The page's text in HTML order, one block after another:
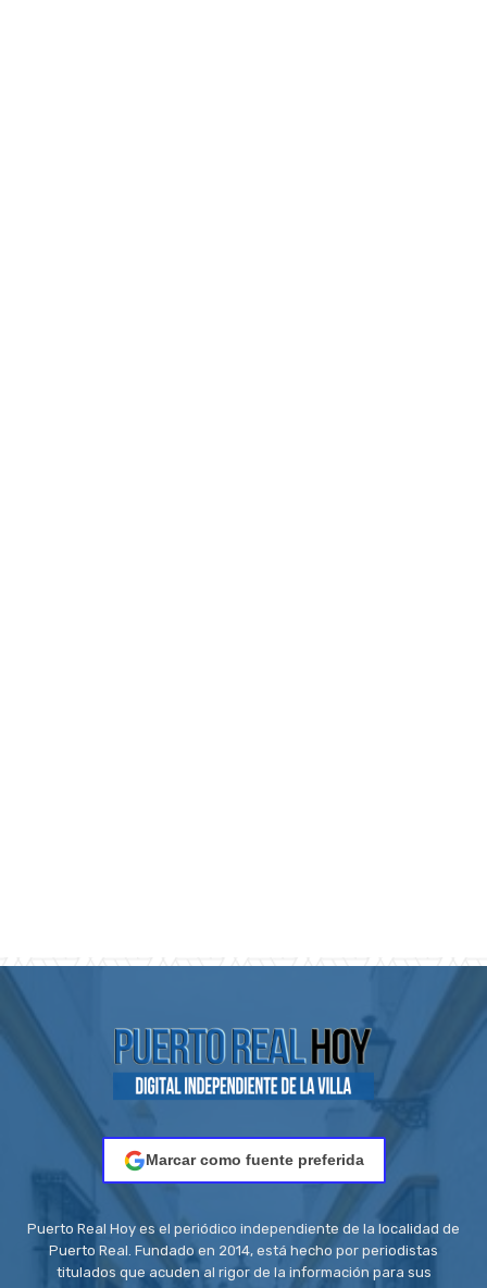
Marcar como fuente preferida
Puerto Real Hoy es el periódico independiente de la localidad de
Puerto Real. Fundado en 2014, está hecho por periodistas
titulados que acuden al rigor de la información para sus